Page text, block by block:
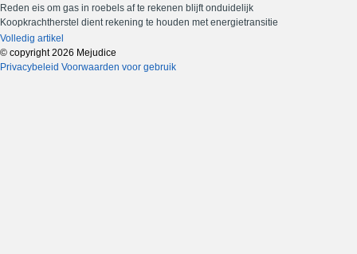
Reden eis om gas in roebels af te rekenen blijft onduidelijk
Koopkrachtherstel dient rekening te houden met energietransitie
Volledig artikel
© copyright 2026 Mejudice
Privacybeleid Voorwaarden voor gebruik